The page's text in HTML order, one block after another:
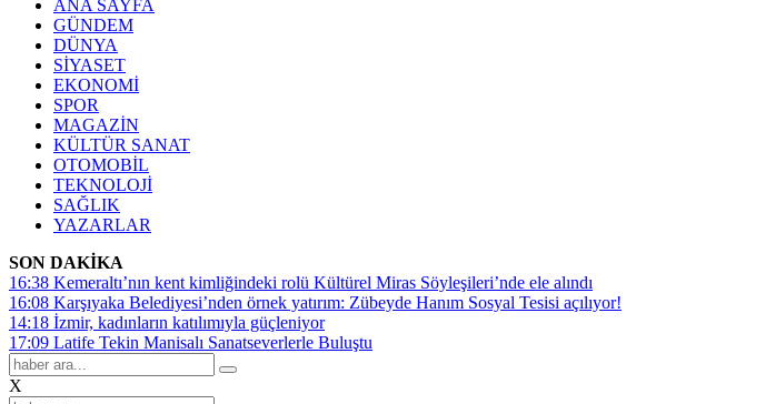
ANA SAYFA
GÜNDEM
DÜNYA
SİYASET
EKONOMİ
SPOR
MAGAZİN
KÜLTÜR SANAT
OTOMOBİL
TEKNOLOJİ
SAĞLIK
YAZARLAR
SON DAKİKA
16:38 Kemeraltı’nın kent kimliğindeki rolü Kültürel Miras Söyleşileri’nde ele alındı
16:08 Karşıyaka Belediyesi’nden örnek yatırım: Zübeyde Hanım Sosyal Tesisi açılıyor!
14:18 İzmir, kadınların katılımıyla güçleniyor
17:09 Latife Tekin Manisalı Sanatseverlerle Buluştu
X